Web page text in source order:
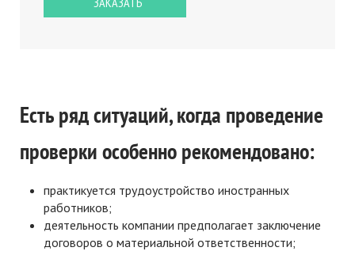
Есть ряд ситуаций, когда проведение
проверки особенно рекомендовано:
практикуется трудоустройство иностранных
работников;
деятельность компании предполагает заключение
договоров о материальной ответственности;